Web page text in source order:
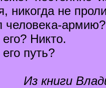
никогда не
человека-
Никто.
путь?
Из книги